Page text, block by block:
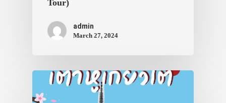
Tour)
admin
March 27, 2024